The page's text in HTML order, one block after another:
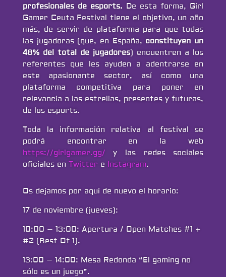
profesionales de esports. De esta forma, Girl
Gamer Ceuta Festival tiene el objetivo, un año
más, de servir de plataforma para que todas
las jugadoras (que, en España, constituyen un
48% del total de jugadores) encuentren a los
referentes que les ayuden a adentrarse en
este apasionante sector, así como una
plataforma competitiva para poner en
relevancia a las estrellas, presentes y futuras,
de los esports.
Toda la información relativa al festival se
podrá encontrar en la web
https://girlgamer.gg/ y las redes sociales
oficiales en Twitter e Instagram.
Os dejamos por aquí de nuevo el horario:
17 de noviembre (jueves):
10:00 – 13:00: Apertura / Open Matches #1 +
#2 (Best Of 1).
13:00 – 14:00: Mesa Redonda “El gaming no
sólo es un juego”.